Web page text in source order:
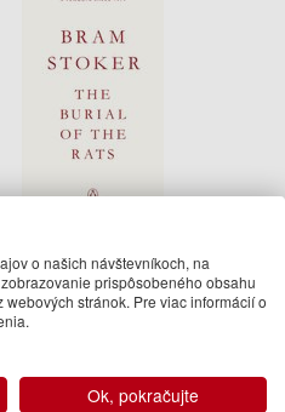
Bram Stoker
7.95 €
o našich návštevníkoch, na
prispôsobeného obsahu
stránok. Pre viac informácií o
Ok, pokračujte